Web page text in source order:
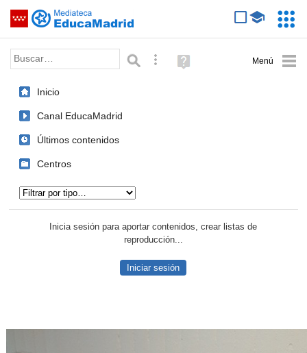
Saltar navegación
Palabra o frase: Búsqueda avanzada
Ayuda
(en
Inicio
Canal EducaMadrid
Últimos contenidos
Centros
Inicia sesión para aportar contenidos, crear listas de
reproducción...
Iniciar sesión